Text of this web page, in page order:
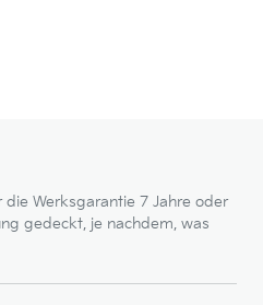
Werksgarantie 7 Jahre oder
gedeckt, je nachdem, was